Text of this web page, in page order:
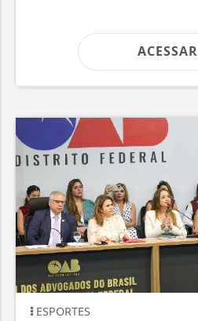
ACESSAR
ESPORTES